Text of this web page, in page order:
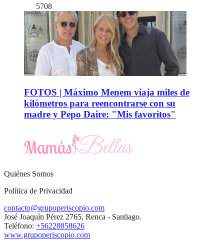
5708
FOTOS | Máximo Menem viaja miles de
kilómetros para reencontrarse con su
madre y Pepo Daire: "Mis favoritos"
Quiénes Somos
Política de Privacidad
contacto@grupoperiscopio.com
José Joaquín Pérez 2765, Renca - Santiago.
Teléfono: +56228858626
www.grupoperiscopio.com